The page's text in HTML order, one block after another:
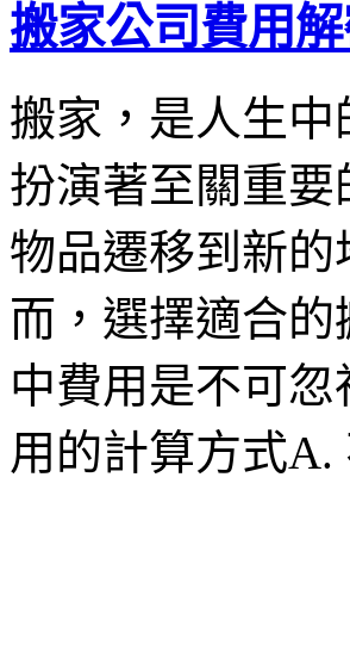
搬家公司費用
搬家，是人生
扮演著至關重
物品遷移到新
而，選擇適合
中費用是不可
用的計算方式